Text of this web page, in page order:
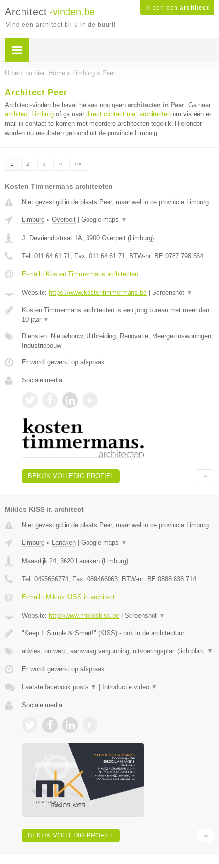
Ik ben een architect
Architect -vinden.be
Vind een architect bij u in de buurt!
U bent nu hier: Home » Limburg » Peer
Architect Peer
Architect-vinden.be bevat helaas nog geen architecten in Peer. Ga naar
architect Limburg of ga naar direct contact met architecten om via één e-
mail in contact te komen met meerdere architecten tegelijk. Hieronder
worden nu resultaten getoond uit de provincie Limburg.
1 2 3 » »»
Kosten Timmermans architecten
Niet gevestigd in de plaats Peer, maar wel in de provincie Limburg.
Limburg » Overpelt Google maps ▼
J. Devriendtstraat 1A, 3900 Overpelt (Limburg)
Tel: 011 64 61 71, Fax: 011 64 61 71, BTW-nr: BE 0787 798 564
E-mail › Kosten Timmermans architecten
Website: https://www.kostentimmermans.be Screenshot ▼
Kosten Timmermans architecten is een jong bureau met meer dan
10 jaar ▼
Diensten: Nieuwbouw, Uitbreiding, Renovatie, Meergezinswoningen,
Industriebouw
Er wordt gewerkt op afspraak.
Sociale media:
BEKIJK VOLLEDIG PROFIEL
Miklos KISS ir. architect
Niet gevestigd in de plaats Peer, maar wel in de provincie Limburg.
Limburg » Lanaken Google maps ▼
Maasdijk 24, 3620 Lanaken (Limburg)
Tel: 0495666774, Fax: 089466063, BTW-nr: BE 0888.838.714
E-mail › Miklos KISS ir. architect
Website: http://www.mikloskiss.be Screenshot ▼
"Keep It Simple & Smart!" (KISS) - ook in de architectuur.
advies, ontwerp, aanvraag vergunning, uitvoeringsplan (lichtplan, ▼
Er wordt gewerkt op afspraak.
Laatste facebook posts ▼ Introductie video ▼
Sociale media:
BEKIJK VOLLEDIG PROFIEL